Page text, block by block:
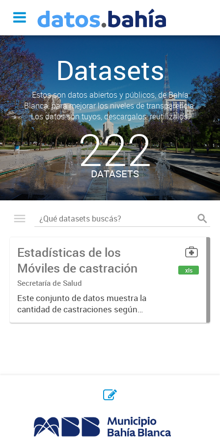
Datasets
Estos son datos abiertos y públicos, de Bahía
Blanca, para mejorar los niveles de transparencia.
Los datos son tuyos, descargalos, reutilizalos.
222
DATASETS
Estadísticas de los
Móviles de castración
Secretaría de Salud
Este conjunto de datos muestra la
cantidad de castraciones según
felino o canino, y cantidad de
xls